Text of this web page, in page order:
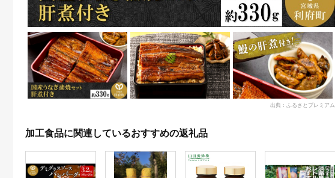
出典：ふるさとプレミアム
加工食品に関連しているおすすめの返礼品